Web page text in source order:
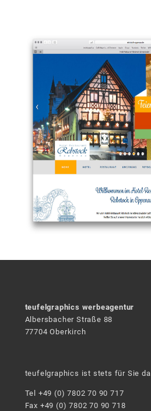
teufelgraphics werbeagentur
Albersbacher Straße 88
77704 Oberkirch
teufelgraphics ist stets für Sie da
Tel +49 (0) 7802 70 90 717
Fax +49 (0) 7802 70 90 718